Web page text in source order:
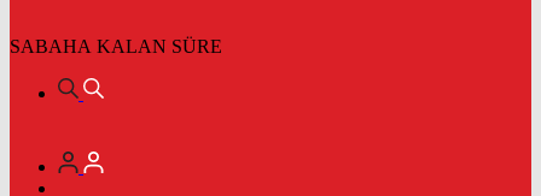
SABAHA KALAN SÜRE